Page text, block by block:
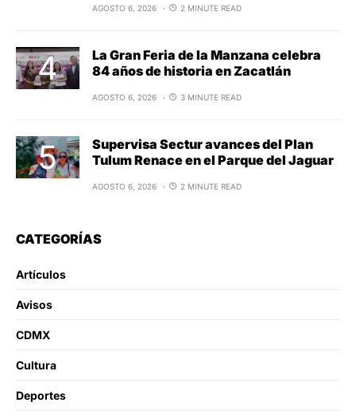
AGOSTO 6, 2026 2 MINUTE READ
La Gran Feria de la Manzana celebra
84 años de historia en Zacatlán
AGOSTO 6, 2026 3 MINUTE READ
Supervisa Sectur avances del Plan
Tulum Renace en el Parque del Jaguar
AGOSTO 6, 2026 2 MINUTE READ
CATEGORÍAS
Artículos
Avisos
CDMX
Cultura
Deportes